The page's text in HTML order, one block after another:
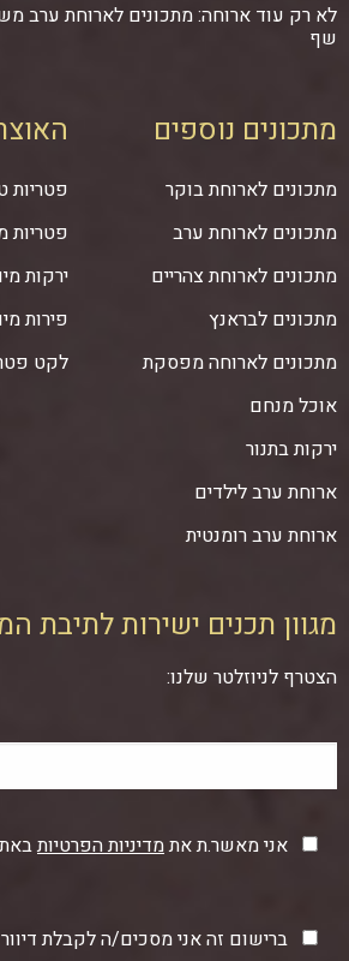
לא רק עוד ארוחה: מתכונים לארוחת ערב
שף
מתכונים נוספים
מתכונים לארוחת בוקר
מתכונים לארוחת ערב
מתכונים לארוחת צהריים
מתכונים לבראנץ
מתכונים לארוחה מפסקת
אוכל מנחם
ירקות בתנור
ארוחת ערב לילדים
ארוחת ערב רומנטית
פטריות
פטריות
ירקות
פירות
לקט
מגוון תכנים ישירות לתיבת
הצטרף לניוזלטר שלנו:
אני מאשר.ת אתמדיניות הפרטיות
ברישום זה אני מסכים/ה לקבלת